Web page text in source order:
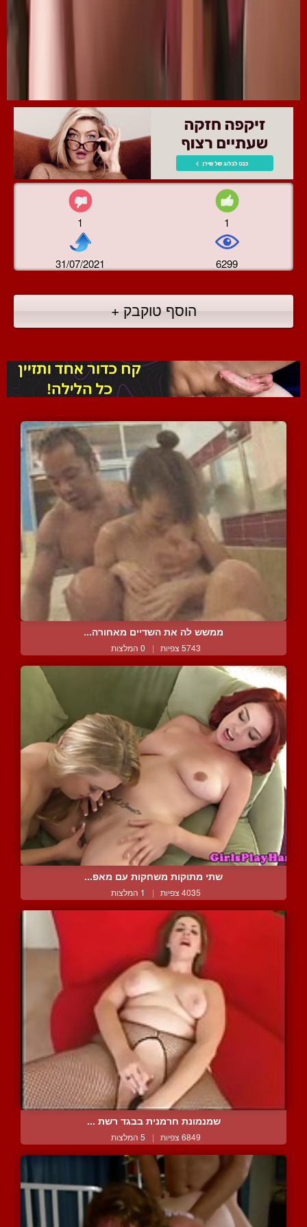
1 1
31/07/2021 6299
הוסף טוקבק +
ממשש לה את השדיים מאחורה...
5743 צפיות | 0 המלצות
שתי מתוקות משחקות עם מאפ...
4035 צפיות | 1 המלצות
שמנמונת חרמנית בבגד רשת ...
6849 צפיות | 5 המלצות